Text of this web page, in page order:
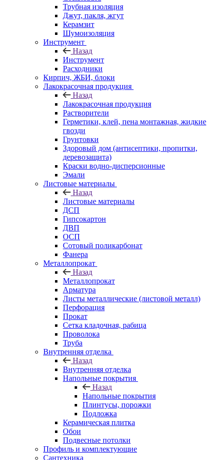
Трубная изоляция
Джут, пакля, жгут
Керамзит
Шумоизоляция
Инструмент
Назад
Инструмент
Расходники
Кирпич, ЖБИ, блоки
Лакокрасочная продукция
Назад
Лакокрасочная продукция
Растворители
Герметики, клей, пена монтажная, жидкие
гвозди
Грунтовки
Здоровый дом (антисептики, пропитки,
деревозащита)
Краски водно-дисперсионные
Эмали
Листовые материалы
Назад
Листовые материалы
ДСП
Гипсокартон
ДВП
ОСП
Сотовый поликарбонат
Фанера
Металлопрокат
Назад
Металлопрокат
Арматура
Листы металлические (листовой металл)
Перфорация
Прокат
Сетка кладочная, рабица
Проволока
Труба
Внутренняя отделка
Назад
Внутренняя отделка
Напольные покрытия
Назад
Напольные покрытия
Плинтусы, порожки
Подложка
Керамическая плитка
Обои
Подвесные потолки
Профиль и комплектующие
Сантехника